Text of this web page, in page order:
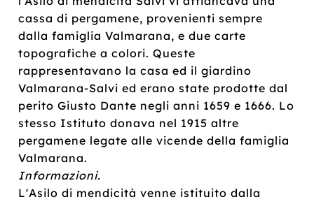
cassa di pergamene, provenienti sempre
dalla famiglia Valmarana, e due carte
topografiche a colori. Queste
rappresentavano la casa ed il giardino
Valmarana-Salvi ed erano state prodotte dal
perito Giusto Dante negli anni 1659 e 1666. Lo
stesso Istituto donava nel 1915 altre
pergamene legate alle vicende della famiglia
Valmarana.
Informazioni.
L'Asilo di mendicità venne istituito dalla